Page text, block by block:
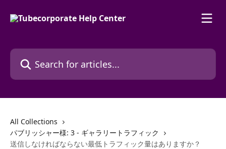
Search for articles...
All Collections
パブリッシャー様: 3 - ギャラリートラフィック
送信しなければならない最低トラフィック量はありますか？